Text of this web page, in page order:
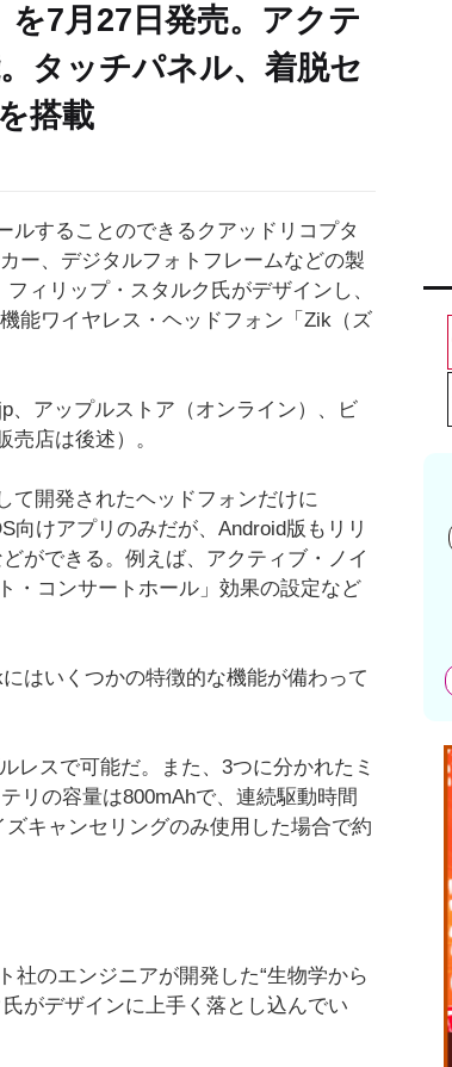
7月27日発売。アクテ
タッチパネル、着脱セ
搭載
ルすることのできるクアッドリコプタ
ー、デジタルフォトフレームなどの製
ィリップ・スタルク氏がデザインし、
能ワイヤレス・ヘッドフォン「Zik（ズ
、アップルストア（オンライン）、ビ
売店は後述）。
て開発されたヘッドフォンだけに
向けアプリのみだが、Android版もリリ
ができる。例えば、アクティブ・ノイ
・コンサートホール」効果の設定など
はいくつかの特徴的な機能が備わって
レスで可能だ。また、3つに分かれたミ
リの容量は800mAhで、連続駆動時間
キャンセリングのみ使用した場合で約
社のエンジニアが開発した“生物学から
がデザインに上手く落とし込んでい